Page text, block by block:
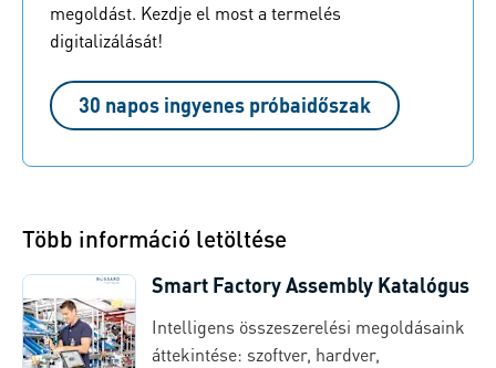
megoldást. Kezdje el most a termelés
digitalizálását!
30 napos ingyenes próbaidőszak
Több információ letöltése
Smart Factory Assembly Katalógus
Intelligens összeszerelési megoldásaink
áttekintése: szoftver, hardver,